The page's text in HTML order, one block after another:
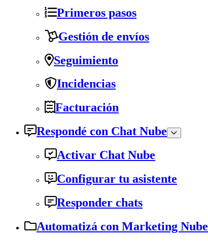
Primeros pasos
Gestión de envíos
Seguimiento
Incidencias
Facturación
Respondé con Chat Nube
Activar Chat Nube
Configurar tu asistente
Responder chats
Automatizá con Marketing Nube